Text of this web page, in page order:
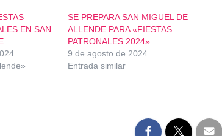
EN SAN
SE PREPARA SAN MIGUEL DE
ALLENDE PARA «FIESTAS
PATRONALES 2024»
9 de agosto de 2024
Entrada similar